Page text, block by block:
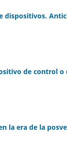
dispositivos.
de control o
la era de la